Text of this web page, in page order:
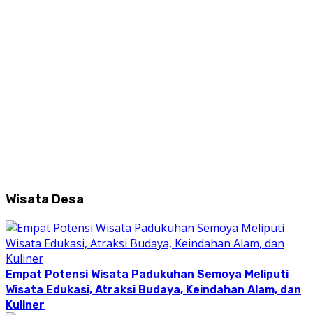
Wisata Desa
Empat Potensi Wisata Padukuhan Semoya Meliputi
Wisata Edukasi, Atraksi Budaya, Keindahan Alam, dan
Kuliner